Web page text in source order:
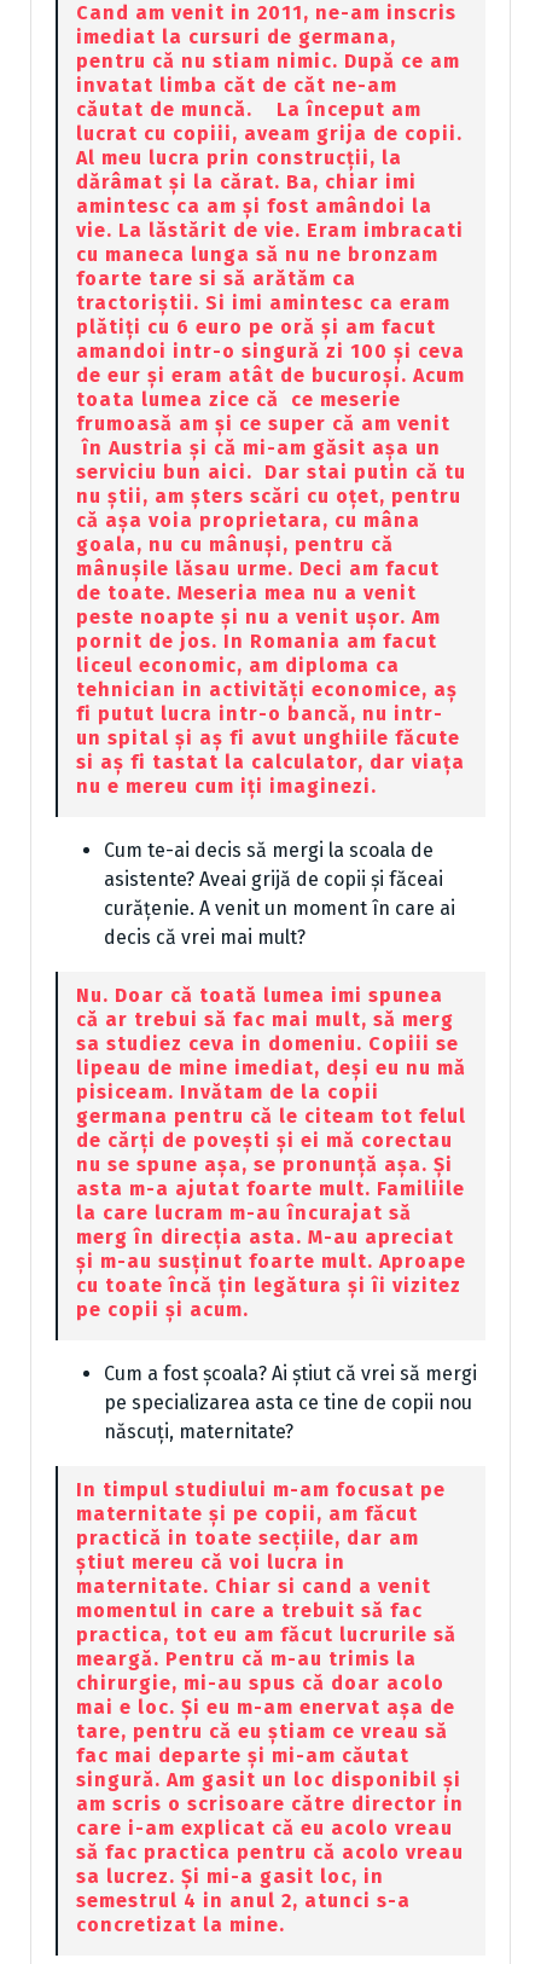
Cand am venit in 2011, ne-am inscris
imediat la cursuri de germana,
pentru că nu stiam nimic. După ce am
invatat limba căt de căt ne-am
căutat de muncă. La început am
lucrat cu copiii, aveam grija de copii.
Al meu lucra prin construcții, la
dărâmat și la cărat. Ba, chiar imi
amintesc ca am și fost amândoi la
vie. La lăstărit de vie. Eram imbracati
cu maneca lunga să nu ne bronzam
foarte tare si să arătăm ca
tractoriștii. Si imi amintesc ca eram
plătiți cu 6 euro pe oră și am facut
amandoi intr-o singură zi 100 și ceva
de eur și eram atât de bucuroși. Acum
toata lumea zice că ce meserie
frumoasă am și ce super că am venit
în Austria și că mi-am găsit așa un
serviciu bun aici. Dar stai putin că tu
nu știi, am șters scări cu oțet, pentru
că așa voia proprietara, cu mâna
goala, nu cu mânuși, pentru că
mânușile lăsau urme. Deci am facut
de toate. Meseria mea nu a venit
peste noapte și nu a venit ușor. Am
pornit de jos. In Romania am facut
liceul economic, am diploma ca
tehnician in activități economice, aș
fi putut lucra intr-o bancă, nu intr-
un spital și aș fi avut unghiile făcute
si aș fi tastat la calculator, dar viața
nu e mereu cum iți imaginezi.
Cum te-ai decis să mergi la scoala de
asistente? Aveai grijă de copii și făceai
curățenie. A venit un moment în care ai
decis că vrei mai mult?
Nu. Doar că toată lumea imi spunea
că ar trebui să fac mai mult, să merg
sa studiez ceva in domeniu. Copiii se
lipeau de mine imediat, deși eu nu mă
pisiceam. Invătam de la copii
germana pentru că le citeam tot felul
de cărți de povești și ei mă corectau
nu se spune așa, se pronunță așa. Și
asta m-a ajutat foarte mult. Familiile
la care lucram m-au încurajat să
merg în direcția asta. M-au apreciat
și m-au susținut foarte mult. Aproape
cu toate încă țin legătura și îi vizitez
pe copii și acum.
Cum a fost școala? Ai știut că vrei să mergi
pe specializarea asta ce tine de copii nou
născuți, maternitate?
In timpul studiului m-am focusat pe
maternitate și pe copii, am făcut
practică in toate secțiile, dar am
știut mereu că voi lucra in
maternitate. Chiar si cand a venit
momentul in care a trebuit să fac
practica, tot eu am făcut lucrurile să
meargă. Pentru că m-au trimis la
chirurgie, mi-au spus că doar acolo
mai e loc. Și eu m-am enervat așa de
tare, pentru că eu știam ce vreau să
fac mai departe și mi-am căutat
singură. Am gasit un loc disponibil și
am scris o scrisoare către director in
care i-am explicat că eu acolo vreau
să fac practica pentru că acolo vreau
sa lucrez. Și mi-a gasit loc, in
semestrul 4 in anul 2, atunci s-a
concretizat la mine.